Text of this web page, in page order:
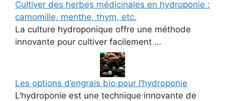
Cultiver des herbes médicinales en hydroponie :
camomille, menthe, thym, etc.
La culture hydroponique offre une méthode
innovante pour cultiver facilement …
Les options d’engrais bio pour l’hydroponie
L’hydroponie est une technique innovante de